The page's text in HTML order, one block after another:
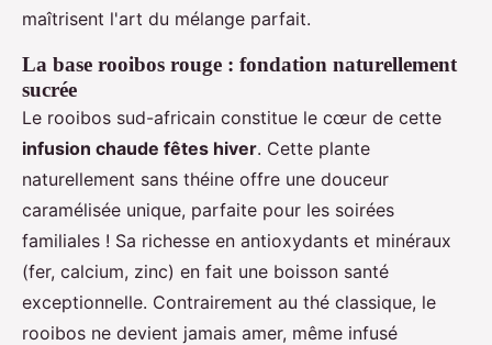
maîtrisent l'art du mélange parfait.
La base rooibos rouge : fondation naturellement
sucrée
Le rooibos sud-africain constitue le cœur de cette
infusion chaude fêtes hiver. Cette plante
naturellement sans théine offre une douceur
caramélisée unique, parfaite pour les soirées
familiales ! Sa richesse en antioxydants et minéraux
(fer, calcium, zinc) en fait une boisson santé
exceptionnelle. Contrairement au thé classique, le
rooibos ne devient jamais amer, même infusé